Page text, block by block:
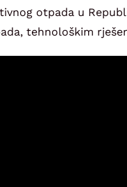
otpada u
tehnološkim